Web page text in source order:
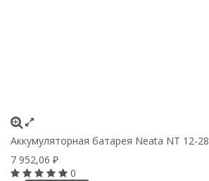
Аккумуляторная батарея Neata NT 12-28
7 952,06 ₽
0